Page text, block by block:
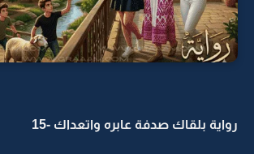
رواية بلقاك صدفة عابره واتعداك -15